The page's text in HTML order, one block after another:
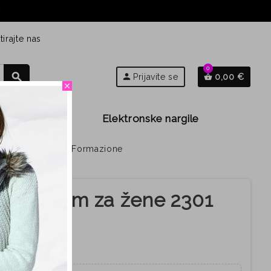
nas
search person Prijavite se shopping_basket
0
0,00 €
Elektronske nargile
2301 Žuta | Formazione
za žene 2301
close